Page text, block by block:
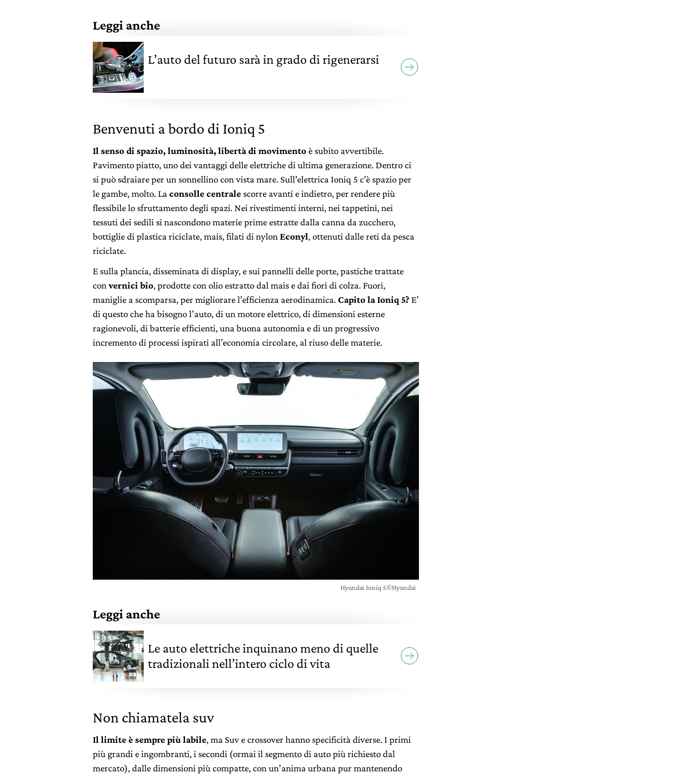
Leggi anche
L’auto del futuro sarà in grado di rigenerarsi
Benvenuti a bordo di Ioniq 5
Il senso di spazio, luminosità, libertà di movimentoè subito avvertibile.
Pavimento piatto, uno dei vantaggi delle elettriche di ultima generazione. Dentro ci
si può sdraiare per un sonnellino con vista mare. Sull’elettrica Ioniq 5 c’è spazio per
le gambe, molto. Laconsolle centrale scorre avanti e indietro, per rendere più
flessibile lo sfruttamento degli spazi. Nei rivestimenti interni, nei tappetini, nei
tessuti dei sedili si nascondono materie prime estratte dalla canna da zucchero,
bottiglie di plastica riciclate, mais, filati di nylonEconyl, ottenuti dalle reti da pesca
riciclate.
E sulla plancia, disseminata di display, e sui pannelli delle porte, pastiche trattate
convernici bio, prodotte con olio estratto dal mais e dai fiori di colza. Fuori,
maniglie a scomparsa, per migliorare l’efficienza aerodinamica.Capito la Ioniq 5? E’
di questo che ha bisogno l’auto, di un motore elettrico, di dimensioni esterne
ragionevoli, di batterie efficienti, una buona autonomia e di un progressivo
incremento di processi ispirati all’economia circolare, al riuso delle materie.
Hyundai Ioniq 5©Hyundai
Leggi anche
Le auto elettriche inquinano meno di quelle
tradizionali nell’intero ciclo di vita
Non chiamatela suv
Il limite è sempre più labile, ma Suv e crossover hanno specificità diverse. I primi
più grandi e ingombranti, i secondi (ormai il segmento di auto più richiesto dal
mercato), dalle dimensioni più compatte, con un’anima urbana pur mantenendo